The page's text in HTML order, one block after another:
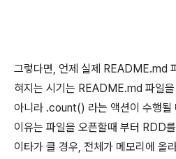
그렇다면, 언제 실제 README.md
혀지는 시기는 README.md 파일
아니라 .count() 라는 액션이 수행될
이유는 파일을 오픈할때 부터 RDD
이타가 클 경우, 전체가 메모리에 올